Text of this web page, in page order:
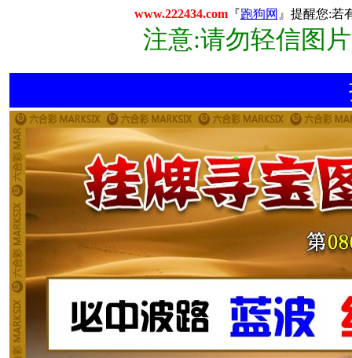
www.222434.com『跑狗网 』提醒您:若
注意:请勿轻信图